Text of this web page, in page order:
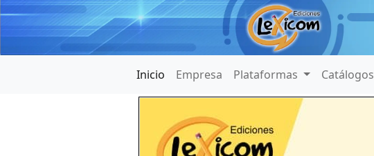
Inicio Empresa Plataformas Catálogos